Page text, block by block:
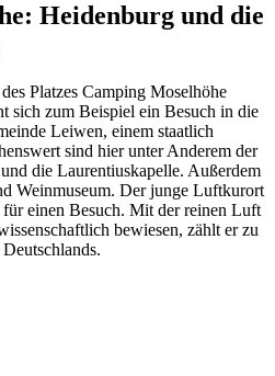
Heidenburg und die
Platzes Camping Moselhöhe
sich zum Beispiel ein Besuch in die
Leiwen, einem staatlich
sind hier unter Anderem der
die Laurentiuskapelle. Außerdem
Weinmuseum. Der junge Luftkurort
einen Besuch. Mit der reinen Luft
bewiesen, zählt er zu